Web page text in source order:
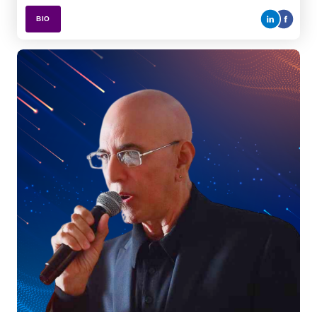
Ms. Oxy Ong
Đại Diện Kinh Doanh
STR | COSTAR GROUP